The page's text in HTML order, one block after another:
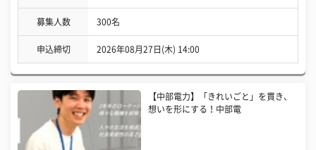
募集人数 300名
申込締切 2026年08月27日(木) 14:00
【中部電力】「きれいごと」を貫き、
想いを形にする！中部電